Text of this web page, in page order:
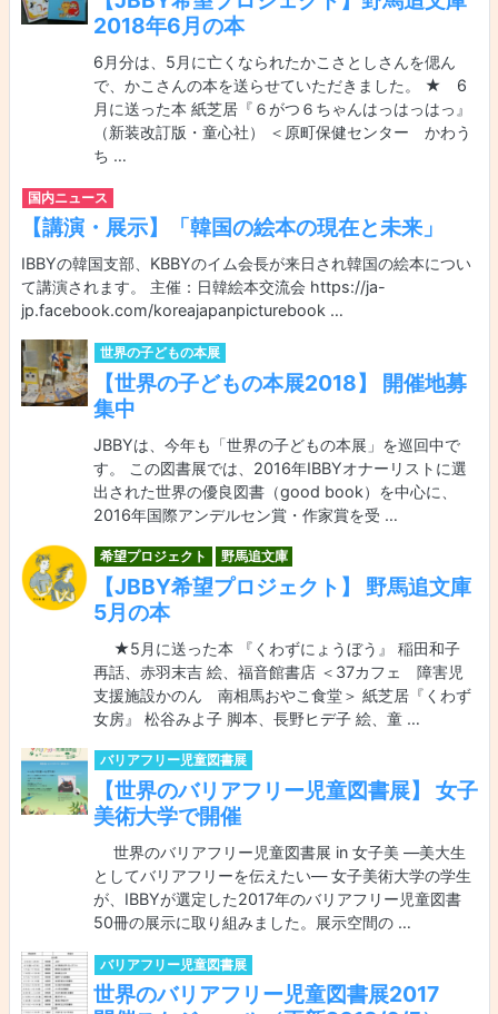
2018年6月の本
6月分は、5月に亡くなられたかこさとしさんを偲ん
で、かこさんの本を送らせていただきました。 ★ 6
月に送った本 紙芝居『６がつ６ちゃんはっはっはっ』
（新装改訂版・童心社） ＜原町保健センター かわう
ち …
国内ニュース
【講演・展示】「韓国の絵本の現在と未来」
IBBYの韓国支部、KBBYのイム会長が来日され韓国の絵本につい
て講演されます。 主催：日韓絵本交流会 https://ja-
jp.facebook.com/koreajapanpicturebook …
世界の子どもの本展
【世界の子どもの本展2018】 開催地募
集中
JBBYは、今年も「世界の子どもの本展」を巡回中で
す。 この図書展では、2016年IBBYオナーリストに選
出された世界の優良図書（good book）を中心に、
2016年国際アンデルセン賞・作家賞を受 …
希望プロジェクト 野馬追文庫
【JBBY希望プロジェクト】 野馬追文庫
5月の本
★5月に送った本 『くわずにょうぼう』 稲田和子
再話、赤羽末吉 絵、福音館書店 ＜37カフェ 障害児
支援施設かのん 南相馬おやこ食堂＞ 紙芝居『くわず
女房』 松谷みよ子 脚本、長野ヒデ子 絵、童 …
バリアフリー児童図書展
【世界のバリアフリー児童図書展】 女子
美術大学で開催
世界のバリアフリー児童図書展 in 女子美 ―美大生
としてバリアフリーを伝えたい― 女子美術大学の学生
が、IBBYが選定した2017年のバリアフリー児童図書
50冊の展示に取り組みました。展示空間の …
バリアフリー児童図書展
世界のバリアフリー児童図書展2017